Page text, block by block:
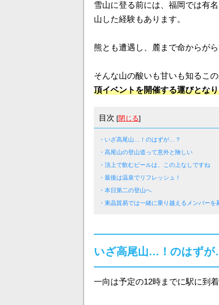
雪山に登る前には、福岡では有
山した経験もあります。
熊とも遭遇し、麓まで命からが
そんな山の酸いも甘いも知るこ
頂イベントを開催する運びとな
目次 [閉じる]
・いざ高尾山…！のはずが…？
・高尾山の登山道って意外と険しい
・頂上で飲むビールは、この上なしですね
・最後は温泉でリフレッシュ！
・本日第二の登山へ
・東晶貿易では一緒に乗り越えるメンバーを
いざ高尾山…！のはず
一向は予定の12時までに駅に到